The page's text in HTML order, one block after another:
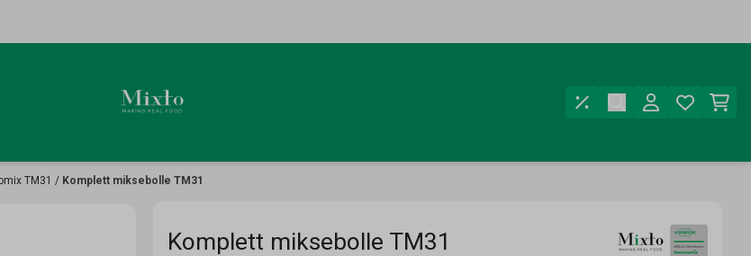
TM31 / Komplett miksebolle TM31
Komplett miksebolle TM31